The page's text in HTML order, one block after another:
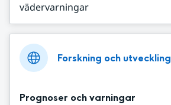
vädervarningar
Forskning och utveckling
Prognoser och varningar